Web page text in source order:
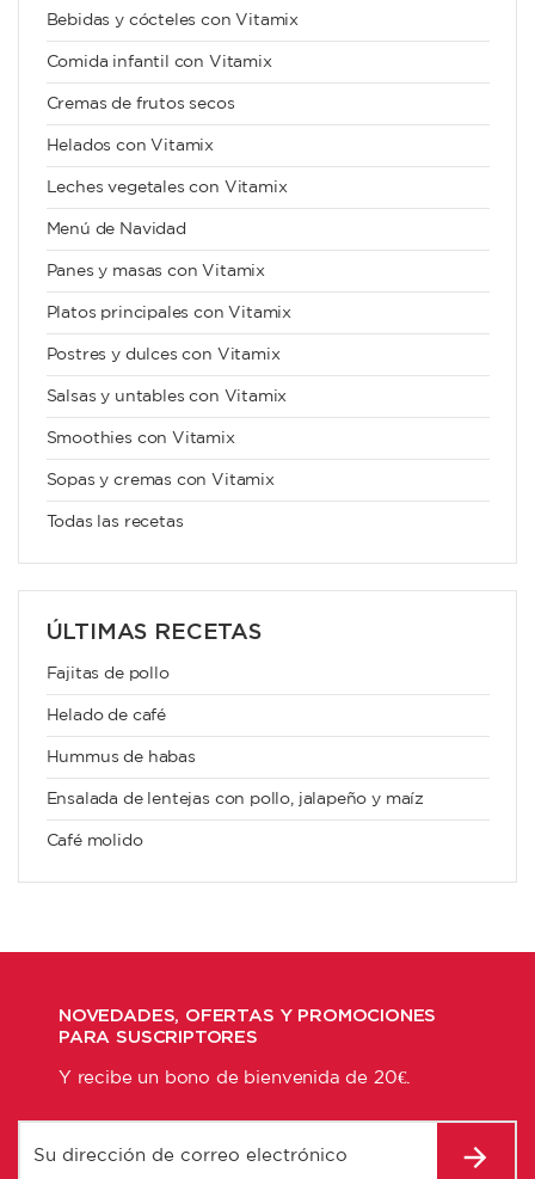
Bebidas y cócteles con Vitamix
Comida infantil con Vitamix
Cremas de frutos secos
Helados con Vitamix
Leches vegetales con Vitamix
Menú de Navidad
Panes y masas con Vitamix
Platos principales con Vitamix
Postres y dulces con Vitamix
Salsas y untables con Vitamix
Smoothies con Vitamix
Sopas y cremas con Vitamix
Todas las recetas
ÚLTIMAS RECETAS
Fajitas de pollo
Helado de café
Hummus de habas
Ensalada de lentejas con pollo, jalapeño y maíz
Café molido
NOVEDADES, OFERTAS Y PROMOCIONES
PARA SUSCRIPTORES
Y recibe un bono de bienvenida de 20€.